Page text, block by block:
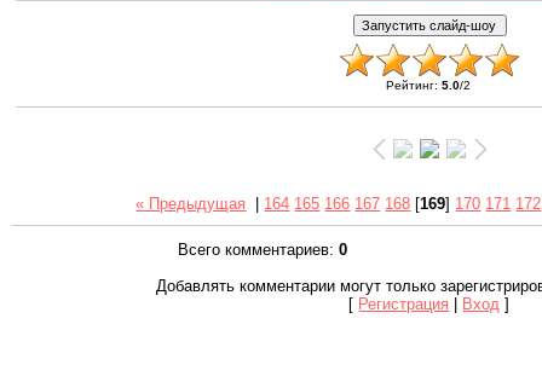
Рейтинг:5.0/2
« Предыдущая 164 165 166 167 168 [169] 170 171 172
Всего комментариев: 0
Добавлять комментарии могут только
[ Регистрация | Вход ]